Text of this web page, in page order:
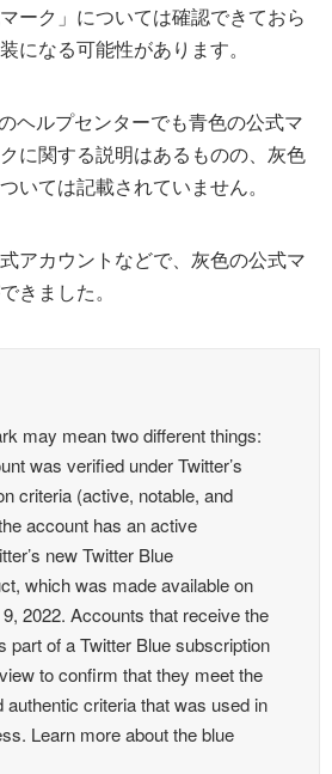
ーク」については確認できておら
になる可能性があります。
ヘルプセンターでも青色の公式マ
に関する説明はあるものの、灰色
いては記載されていません。
アカウントなどで、灰色の公式マ
きました。
may mean two different things:
was verified under Twitter’s
criteria (active, notable, and
account has an active
new Twitter Blue
which was made available on
2022. Accounts that receive the
part of a Twitter Blue subscription
to confirm that they meet the
authentic criteria that was used in
Learn more about the blue